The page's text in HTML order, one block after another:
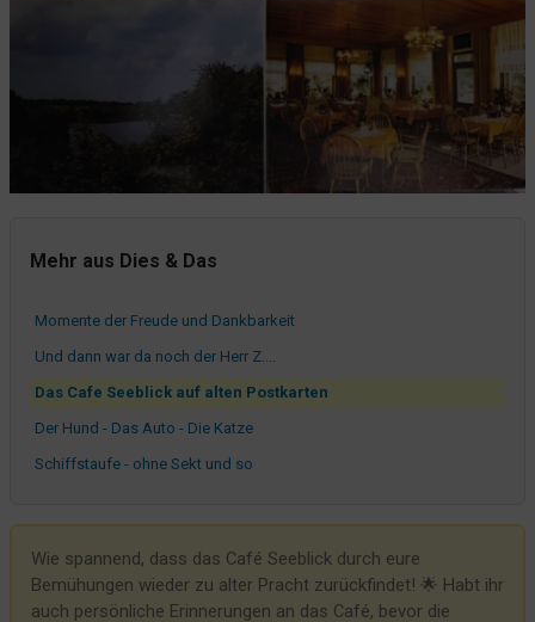
Mehr aus Dies & Das
Neues von Herrn Z....
Ein bisschen Malern, ein bisschen aufbauen
Momente der Freude und Dankbarkeit
Und dann war da noch der Herr Z....
Das Cafe Seeblick auf alten Postkarten
Der Hund - Das Auto - Die Katze
Schiffstaufe - ohne Sekt und so
Warum sind pinkfarbene Regenschirme irgendwie besser?
Apropos Getränke
Wie spannend, dass das Café Seeblick durch eure
Bemühungen wieder zu alter Pracht zurückfindet! 🌟 Habt ihr
auch persönliche Erinnerungen an das Café, bevor die